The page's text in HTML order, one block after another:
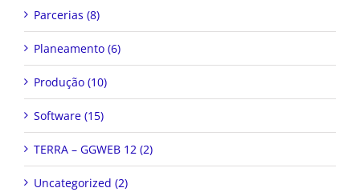
Parcerias (8)
Planeamento (6)
Produção (10)
Software (15)
TERRA – GGWEB 12 (2)
Uncategorized (2)